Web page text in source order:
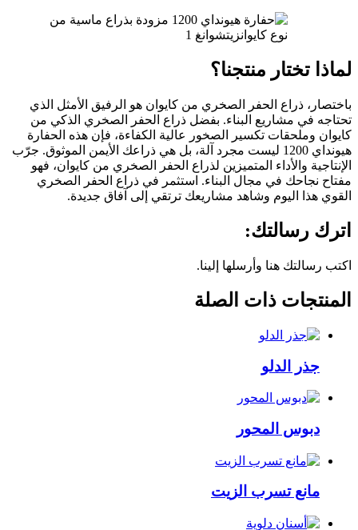
لماذا تختار منتجنا؟
باختصار، ذراع الحفر الصخري من كايوان هو الرفيق الأمثل الذي
تحتاجه في مشاريع البناء. بفضل ذراع الحفر الصخري الذكي من
كايوان وملحقات تكسير الصخور عالية الكفاءة، فإن هذه الحفارة
هيونداي 1200 ليست مجرد آلة، بل هي ذراعك الأيمن الموثوق. جرّب
الإنتاجية والأداء المتميزين لذراع الحفر الصخري من كايوان، فهو
مفتاح نجاحك في مجال البناء. استثمر في ذراع الحفر الصخري
القوي هذا اليوم وشاهد مشاريعك ترتقي إلى آفاق جديدة.
اترك رسالتك:
اكتب رسالتك هنا وأرسلها إلينا.
المنتجات ذات الصلة
جذر الدلو
دبوس المحور
مانع تسرب الزيت